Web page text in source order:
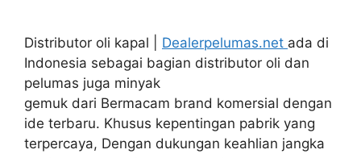
Distributor oli kapal | Dealerpelumas.net ada di
Indonesia sebagai bagian distributor oli dan
pelumas juga minyak
gemuk dari Bermacam brand komersial dengan
ide terbaru. Khusus kepentingan pabrik yang
terpercaya, Dengan dukungan keahlian jangka